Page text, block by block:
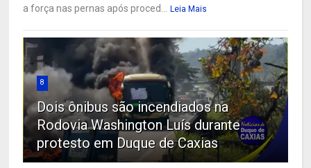
a força nas pernas após proced...
Leia Mais
8
Dois ônibus são incendiados na
Rodovia Washington Luís durante
protesto em Duque de Caxias